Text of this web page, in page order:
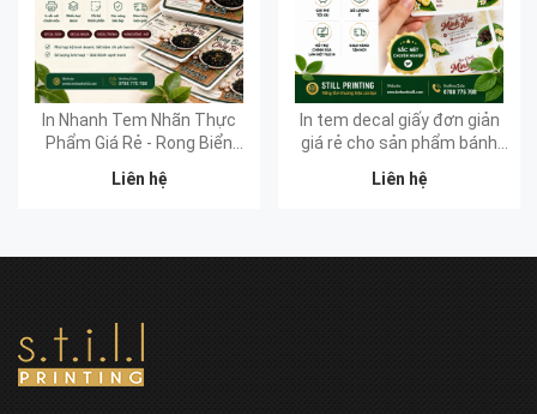
In Nhanh Tem Nhãn Thực
Phẩm Giá Rẻ - Rong Biển
Liên hệ
In tem decal giấy đơn giản
giá rẻ cho sản phẩm bánh
Liên hệ